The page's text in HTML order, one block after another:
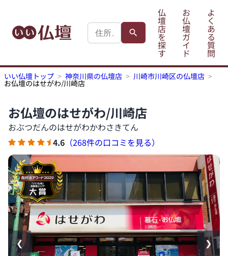
仏
壇
店
を
探
す
お
仏
壇
ガ
イ
ド
よ
く
あ
る
質
問
いい仏壇トップ 神奈川県の仏壇店 川崎市川崎区の仏壇店
お仏壇のはせがわ/川崎店
お仏壇のはせがわ/川崎店
おぶつだんのはせがわかわさきてん
4.6 （268件の口コミを見る）
❮ ❯